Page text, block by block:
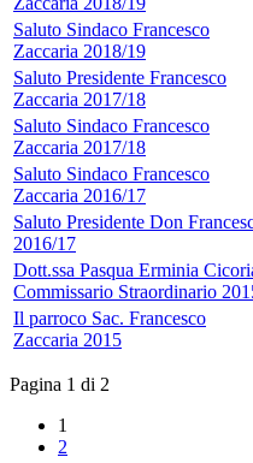
Saluto Sindaco Francesco
Zaccaria 2018/19
Saluto Presidente Francesco
Zaccaria 2017/18
Saluto Sindaco Francesco
Zaccaria 2017/18
Saluto Sindaco Francesco
Zaccaria 2016/17
Saluto Presidente Don
2016/17
Dott.ssa Pasqua Erminia
Commissario Straordinario
Il parroco Sac. Francesco
Zaccaria 2015
Pagina 1 di 2
1
2